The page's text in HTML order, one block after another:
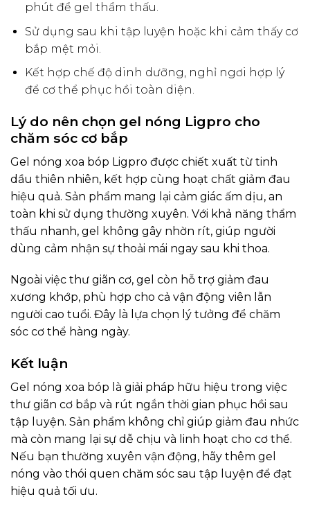
phút để gel thẩm thấu.
Sử dụng sau khi tập luyện hoặc khi cảm thấy cơ
bắp mệt mỏi.
Kết hợp chế độ dinh dưỡng, nghỉ ngơi hợp lý
để cơ thể phục hồi toàn diện.
Lý do nên chọn gel nóng Ligpro cho
chăm sóc cơ bắp
Gel nóng xoa bóp Ligpro được chiết xuất từ tinh
dầu thiên nhiên, kết hợp cùng hoạt chất giảm đau
hiệu quả. Sản phẩm mang lại cảm giác ấm dịu, an
toàn khi sử dụng thường xuyên. Với khả năng thẩm
thấu nhanh, gel không gây nhờn rít, giúp người
dùng cảm nhận sự thoải mái ngay sau khi thoa.
Ngoài việc thư giãn cơ, gel còn hỗ trợ giảm đau
xương khớp, phù hợp cho cả vận động viên lẫn
người cao tuổi. Đây là lựa chọn lý tưởng để chăm
sóc cơ thể hàng ngày.
Kết luận
Gel nóng xoa bóp là giải pháp hữu hiệu trong việc
thư giãn cơ bắp và rút ngắn thời gian phục hồi sau
tập luyện. Sản phẩm không chỉ giúp giảm đau nhức
mà còn mang lại sự dễ chịu và linh hoạt cho cơ thể.
Nếu bạn thường xuyên vận động, hãy thêm gel
nóng vào thói quen chăm sóc sau tập luyện để đạt
hiệu quả tối ưu.